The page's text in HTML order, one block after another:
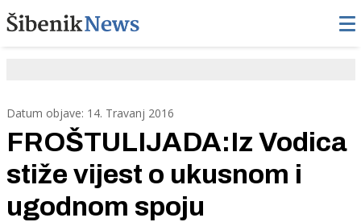
Datum objave: 14. Travanj 2016
FROŠTULIJADA:Iz Vodica
stiže vijest o ukusnom i
ugodnom spoju